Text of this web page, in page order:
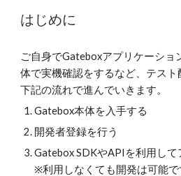
はじめに
ご自身でGateboxアプリケーショ
体で実機確認をするなど、テスト
下記の流れで進んでいきます。
Gatebox本体を入手する
開発者登録を行う
Gatebox SDKやAPIを利用して
※利用しなくても開発は可能